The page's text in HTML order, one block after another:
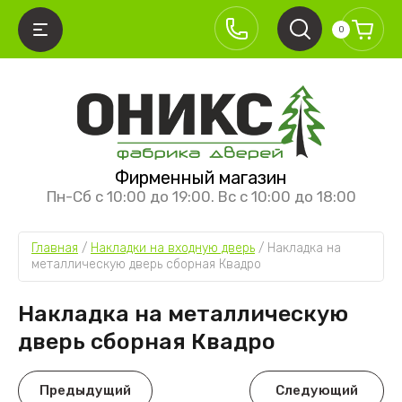
Фирменный магазин
Пн-Сб с 10:00 до 19:00. Вс с 10:00 до 18:00
0
Главная / Накладки на входную дверь / Накладка на
металлическую дверь сборная Квадро
Накладка на металлическую
дверь сборная Квадро
Предыдущий Следующий
ДВЕРИ
Классика премиум
Хай-тек
Лайт
Алюм
Неоклассика
ОТКРЫВАНИЯ
межкомнатные двери
механизмы
ПЕРЕГОРОДКИ
перегородки